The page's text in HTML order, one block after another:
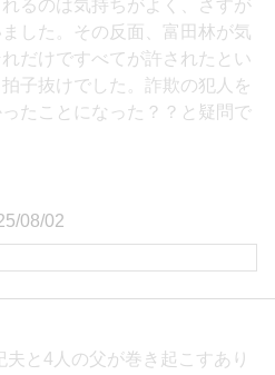
るのは気持ちがよく、さすが
した。その反面、富田林が気
だけですべてが許されたとい
子抜けでした。詐欺の犯人を
たことになった？？と疑問で
08/02
夫と4人の父が巻き起こすあり